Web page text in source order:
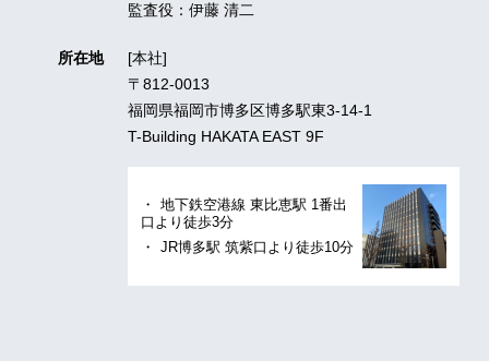
監査役：伊藤 清二
所在地
[本社]
〒812-0013
福岡県福岡市博多区博多駅東3-14-1
T-Building HAKATA EAST 9F
地下鉄空港線 東比恵駅 1番出
口より徒歩3分
JR博多駅 筑紫口より徒歩10分